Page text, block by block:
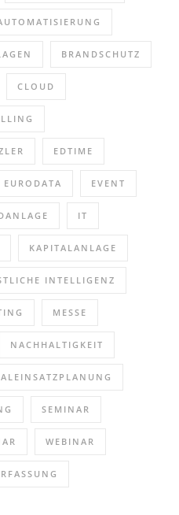
BRANDSCHUTZ
CLOUD
EDTIME
EURODATA EVENT
IT
KAPITALANLAGE
INTELLIGENZ
MESSE
NACHHALTIGKEIT
SEMINAR
WEBINAR